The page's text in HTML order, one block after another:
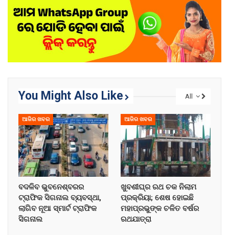
All
You Might Also Like
ଆଜିର ଖବର
ବଦଳିବ ଭୁବନେଶ୍ବରର
ଟ୍ରାଫିକ ସିଗନାଲ ବ୍ୟବସ୍ଥା,
ଲାଗିବ ନୂଆ ସ୍ମାର୍ଟ ଟ୍ରାଫିକ
ସିଗନାଲ
ଆଜିର ଖବର
ଖୁବଶୀଘ୍ର ରଥ ଚକ ନିଲାମ
ପ୍ରକ୍ରିୟା; ଶେଷ ହୋଇଛି
ମହାପ୍ରଭୁଙ୍କ ଚଳିତ ବର୍ଷର
ରଥଯାତ୍ରା